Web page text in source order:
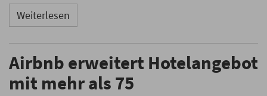
Weiterlesen
Airbnb erweitert Hotelangebot
mit mehr als 75